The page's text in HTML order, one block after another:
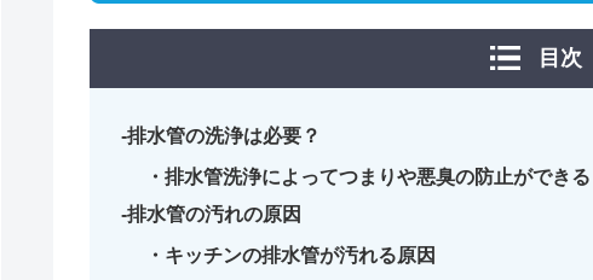
目次
排水管の洗浄は必要？
排水管洗浄によってつまりや悪臭の防止ができる
排水管の汚れの原因
キッチンの排水管が汚れる原因